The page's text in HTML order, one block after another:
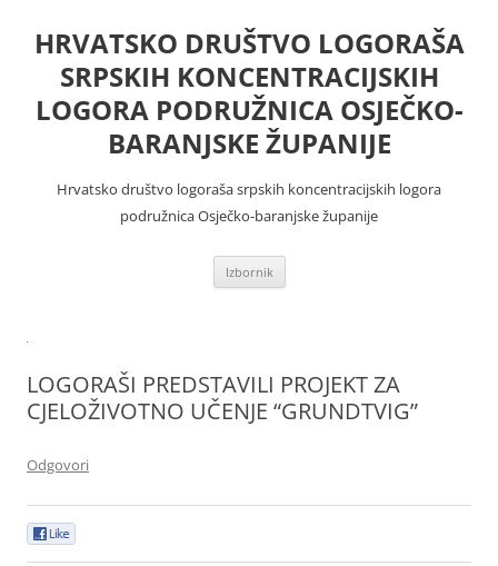
sadržaja
HRVATSKO DRUŠTVO LOGORAŠA
SRPSKIH KONCENTRACIJSKIH
LOGORA PODRUŽNICA OSJEČKO-
BARANJSKE ŽUPANIJE
Hrvatsko društvo logoraša srpskih koncentracijskih logora
podružnica Osječko-baranjske županije
Izbornik
LOGORAŠI PREDSTAVILI PROJEKT ZA
CJELOŽIVOTNO UČENJE “GRUNDTVIG”
Odgovori